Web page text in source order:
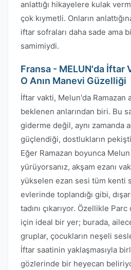
anlattığı hikayelere kulak
çok kıymetli. Onların
iftar sofraları daha sade ama
samimiydi.
Fransa - MELUN'da İftar
O Anın Manevi Güzelliği
İftar vakti, Melun'da Ramazan
beklenen anlarından biri. Bu
giderme değil, aynı zamanda
güçlendiği, dostlukların
Eğer Ramazan boyunca
yürüyorsanız, akşam ezanı
yükselen ezan sesi tüm kenti
evlerinde toplandığı gibi,
tadını çıkarıyor. Özellikle
için ideal bir yer; burada,
gruplar, çocukların neşeli
İftar saatinin yaklaşmasıyla
gözlerinde bir heyecan